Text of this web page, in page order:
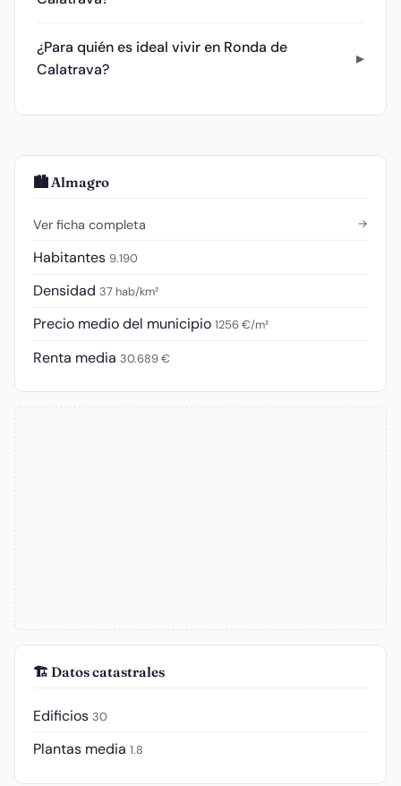
¿Para quién es ideal vivir en Ronda de
Calatrava?
🏙️ Almagro
Ver ficha completa →
Habitantes 9.190
Densidad 37 hab/km²
Precio medio del municipio 1256 €/m²
Renta media 30.689 €
🏗️ Datos catastrales
Edificios 30
Plantas media 1.8